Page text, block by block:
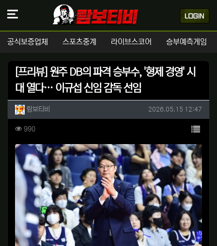
공식보증업체 스포츠중계 라이브스코어 승부예측게임
[프리뷰] 원주 DB의 파격 승부수, '형제 경영' 시
대 열다… 이규섭 신임 감독 선임
작성자 정보
람보티비 작성일
2026.05.15 12:47
컨텐츠 정보
990조회 목록
본문